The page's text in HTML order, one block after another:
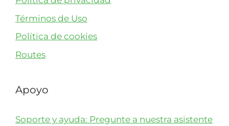
Términos de Uso
Política de cookies
Routes
Apoyo
Soporte y ayuda: Pregunte a nuestra asistente